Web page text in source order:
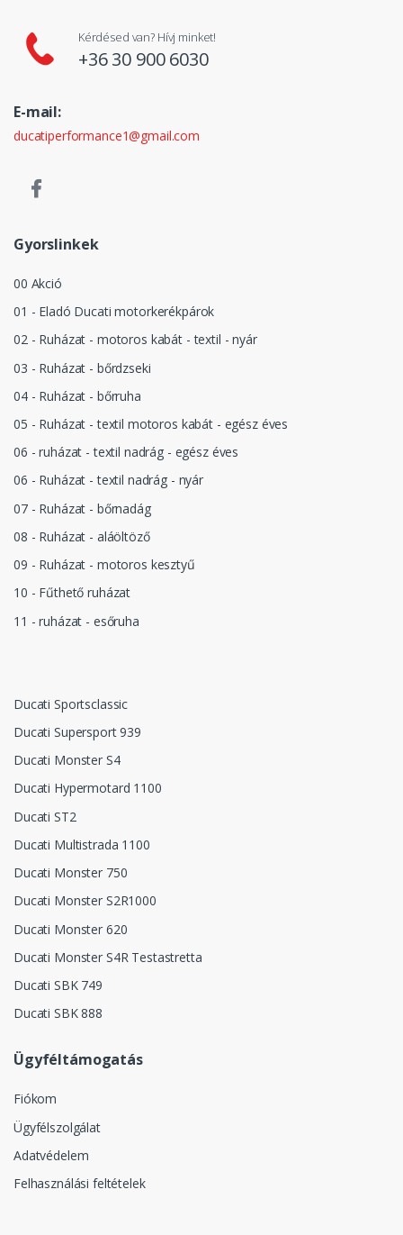
Kérdésed van? Hívj minket!
+36 30 900 6030
E-mail:
ducatiperformance1@gmail.com
Gyorslinkek
00 Akció
01 - Eladó Ducati motorkerékpárok
02 - Ruházat - motoros kabát - textil - nyár
03 - Ruházat - bőrdzseki
04 - Ruházat - bőrruha
05 - Ruházat - textil motoros kabát - egész éves
06 - ruházat - textil nadrág - egész éves
06 - Ruházat - textil nadrág - nyár
07 - Ruházat - bőrnadág
08 - Ruházat - aláöltöző
09 - Ruházat - motoros kesztyű
10 - Fűthető ruházat
11 - ruházat - esőruha
Ducati Sportsclassic
Ducati Supersport 939
Ducati Monster S4
Ducati Hypermotard 1100
Ducati ST2
Ducati Multistrada 1100
Ducati Monster 750
Ducati Monster S2R1000
Ducati Monster 620
Ducati Monster S4R Testastretta
Ducati SBK 749
Ducati SBK 888
Ügyféltámogatás
Fiókom
Ügyfélszolgálat
Adatvédelem
Felhasználási feltételek